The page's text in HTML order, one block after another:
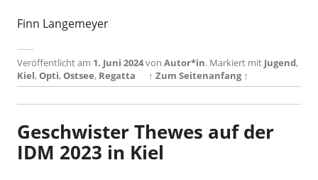
Finn Langemeyer
Veröffentlicht am 1. Juni 2024von Autor*in. Markiert mit Jugend,
Kiel,Opti,Ostsee, Regatta ↑ Zum Seitenanfang ↑
Geschwister Thewes auf der
IDM 2023 in Kiel